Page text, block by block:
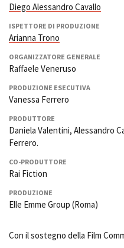
Diego Alessandro Cavallo
ISPETTORE DI PRODUZIONE
Arianna Trono
ORGANIZZATORE GENERALE
Raffaele Veneruso
PRODUZIONE ESECUTIVA
Vanessa Ferrero
PRODUTTORE
Daniela Valentini, Alessandro
Ferrero.
CO-PRODUTTORE
Rai Fiction
PRODUZIONE
Elle Emme Group (Roma)
Con il sostegno della Film